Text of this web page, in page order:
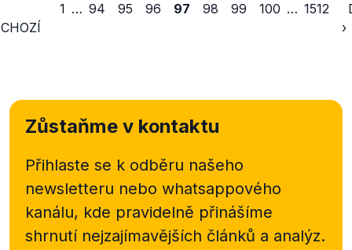
1 … 94 95 96 97 98 99 100 … 1512
›
Zůstaňme v kontaktu
Přihlaste se k odběru našeho
newsletteru nebo whatsappového
kanálu, kde pravidelně přinášíme
shrnutí nejzajímavějších článků a analýz.